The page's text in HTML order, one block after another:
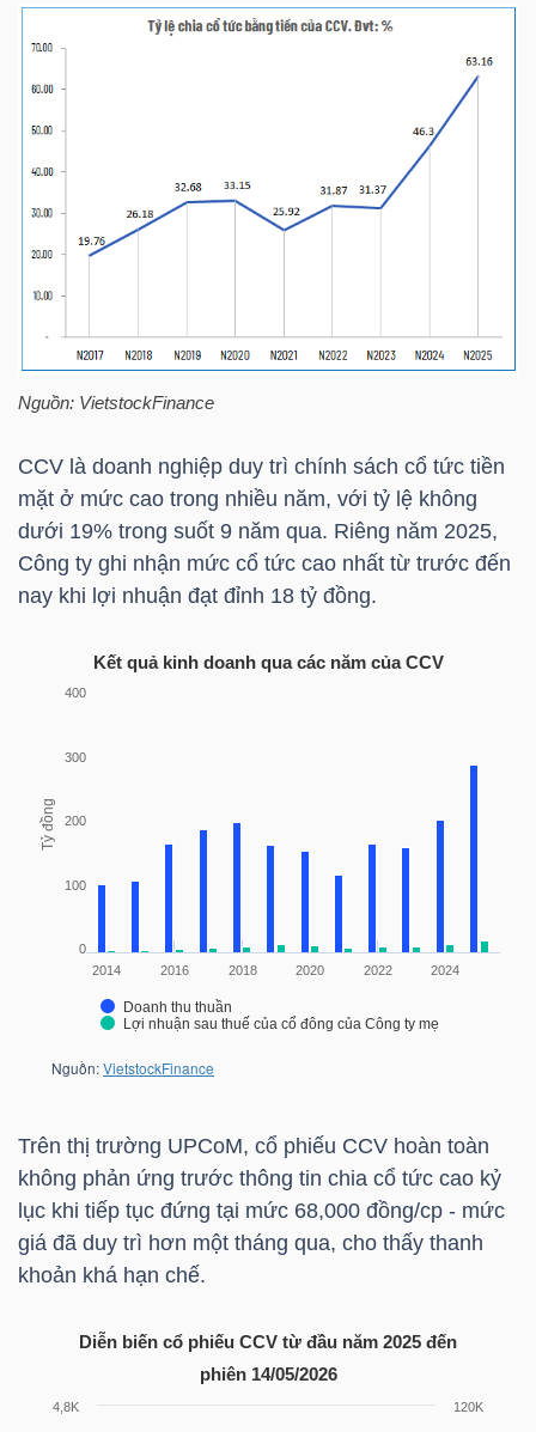
Nguồn: VietstockFinance
CCV là doanh nghiệp duy trì chính sách cổ tức tiền
mặt ở mức cao trong nhiều năm, với tỷ lệ không
dưới 19% trong suốt 9 năm qua. Riêng năm 2025,
Công ty ghi nhận mức cổ tức cao nhất từ trước đến
nay khi lợi nhuận đạt đỉnh 18 tỷ đồng.
Kết quả kinh doanh qua các năm của CCV
Trên thị trường UPCoM, cổ phiếu CCV hoàn toàn
không phản ứng trước thông tin chia cổ tức cao kỷ
lục khi tiếp tục đứng tại mức 68,000 đồng/cp - mức
giá đã duy trì hơn một tháng qua, cho thấy thanh
khoản khá hạn chế.
Diễn biến cổ phiếu CCV từ đầu năm 2025 đến
phiên 14/05/2026
TÍCH
VIETSTOCKFINANCE
MÔ
NGÀNH
PHIẾU
SINH
PHIẾU
CÔNG
TRUY